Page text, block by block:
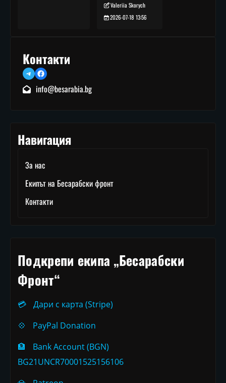
Valeriia Skorych
2026-07-18 13:56
Контакти
TelegramFacebook
info@besarabia.bg
Навигация
За нас
Екипът на Бесарабски фронт
Контакти
Подкрепи екипа „Бесарабски
Фронт“
💳
Дари с карта (Stripe)
💠
PayPal Donation
🏦
Bank Account (BGN)
BG21UNCR70001525156106